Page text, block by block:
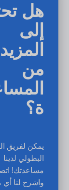
هل
إلى
المزيد
من
ة؟
يمكن لفريق
البطولي لدينا
مساعدتك!
واشرح لنا